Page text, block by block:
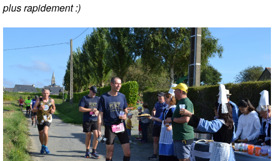
plus rapidement :)